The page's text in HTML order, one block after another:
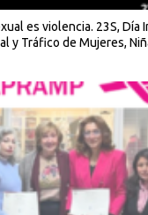
es violencia. 23S, Día
y Tráfico de Mujeres,